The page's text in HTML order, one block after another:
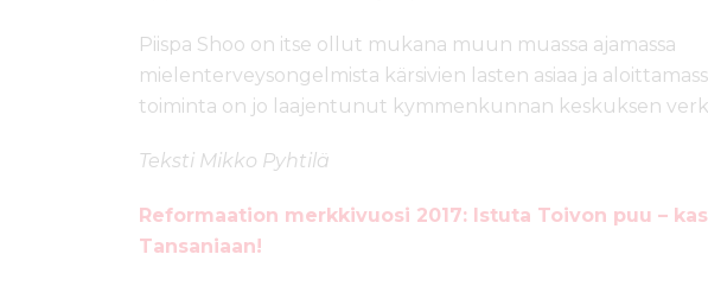
Piispa Shoo on itse ollut mukana muun muassa ajamassa
mielenterveysongelmista kärsivien lasten asiaa ja
toiminta on jo laajentunut kymmenkunnan keskuksen
Teksti Mikko Pyhtilä
Reformaation merkkivuosi 2017: Istuta Toivon puu –
Tansaniaan!